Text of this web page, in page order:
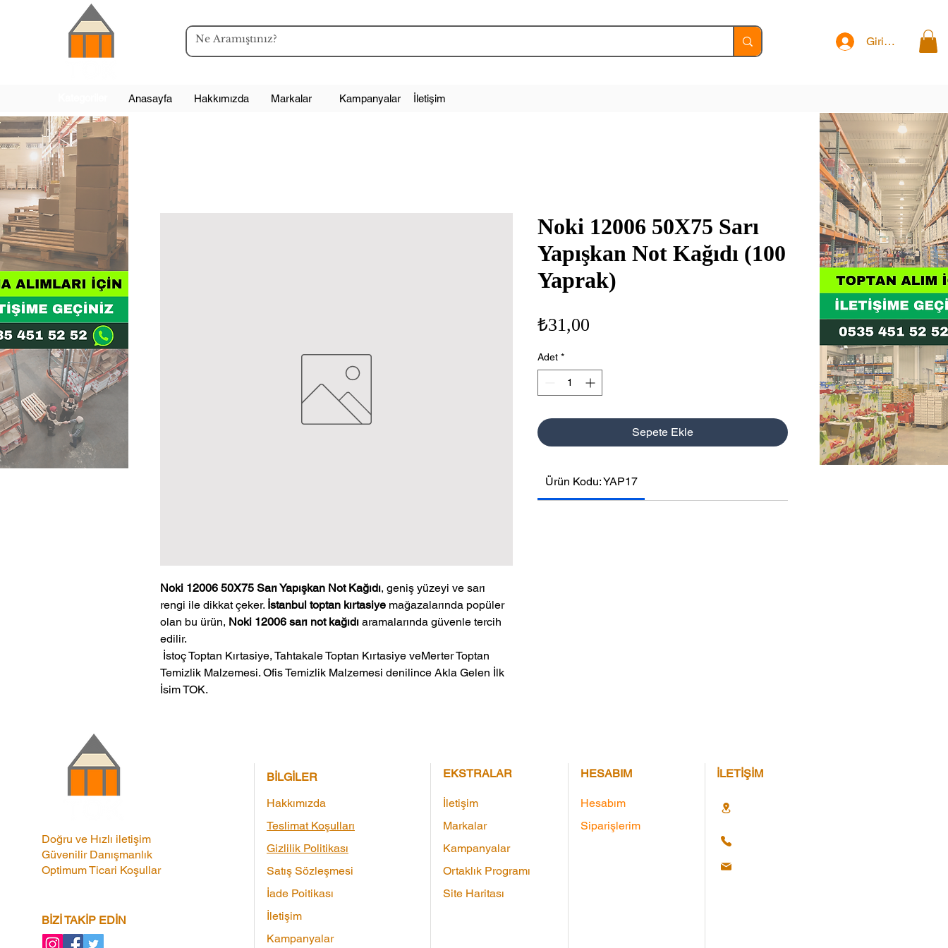
Giriş Yap
Anasayfa Hakkımızda Markalar Kampanyalar İletişim
Noki 12006 50X75 Sarı Yapışkan Not Kağıdı, geniş yüzeyi ve sarı
rengi ile dikkat çeker. İstanbul toptan kırtasiye mağazalarında popüler
olan bu ürün, Noki 12006 sarı not kağıdı aramalarında güvenle tercih
edilir.
Temizlik Malzemesi. Ofis Temizlik Malzemesi denilince Akla Gelen İlk
İsim TOK.
Noki 12006 50X75 Sarı
Yapışkan Not Kağıdı (100
Yaprak)
₺31,00
Adet *
Sepete Ekle
Ürün Kodu: YAP17
Doğru ve Hızlı iletişim
Güvenilir Danışmanlık
Optimum Ticari Koşullar
BİZİ TAKİP EDİN
BİLGİLER
Hakkımızda
Teslimat Koşulları
Gizlilik Politikası
Satış Sözleşmesi
İade Poitikası
İletişim
Kampanyalar
EKSTRALAR
İletişim
Markalar
Kampanyalar
Ortaklık Programı
Site Haritası
HESABIM
Hesabım
Siparişlerim
İLETİŞİM